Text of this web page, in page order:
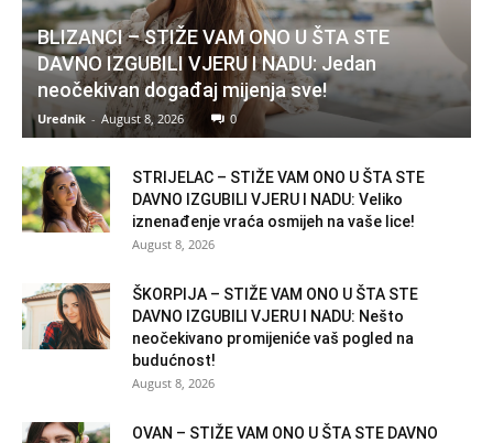
BLIZANCI – STIŽE VAM ONO U ŠTA STE
DAVNO IZGUBILI VJERU I NADU: Jedan
neočekivan događaj mijenja sve!
Urednik - August 8, 2026 0
STRIJELAC – STIŽE VAM ONO U ŠTA STE
DAVNO IZGUBILI VJERU I NADU: Veliko
iznenađenje vraća osmijeh na vaše lice!
August 8, 2026
ŠKORPIJA – STIŽE VAM ONO U ŠTA STE
DAVNO IZGUBILI VJERU I NADU: Nešto
neočekivano promijeniće vaš pogled na
budućnost!
August 8, 2026
OVAN – STIŽE VAM ONO U ŠTA STE DAVNO